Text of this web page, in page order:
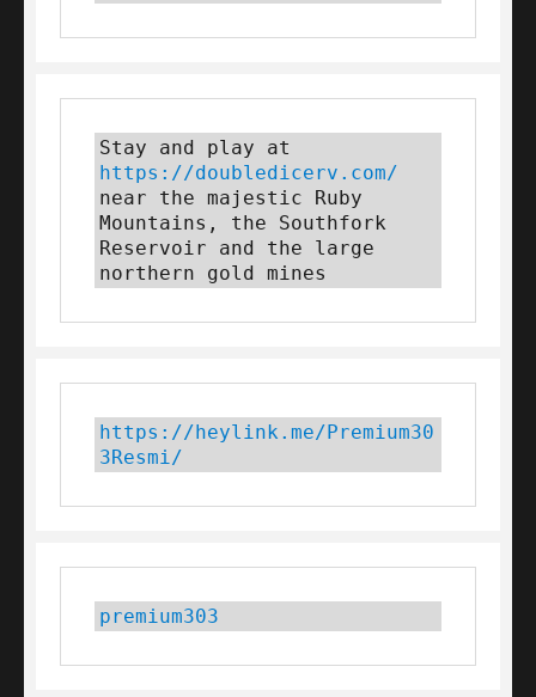
https://doubledicerv.com/
near the majestic Ruby
Mountains, the Southfork
Reservoir and the large
northern gold mines
https://heylink.me/Premium30
3Resmi/
premium303